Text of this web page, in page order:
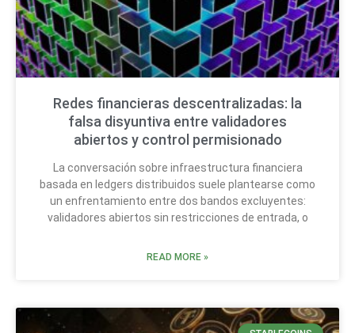
Redes financieras descentralizadas: la
falsa disyuntiva entre validadores
abiertos y control permisionado
La conversación sobre infraestructura financiera
basada en ledgers distribuidos suele plantearse como
un enfrentamiento entre dos bandos excluyentes:
validadores abiertos sin restricciones de entrada, o
READ MORE »